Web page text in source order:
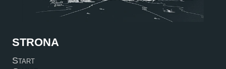
STRONA
Start